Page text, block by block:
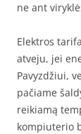
ne ant
Elektros
atveju, jei
Pavyzdžiui,
pačiame
reikiamą
kompiuterio